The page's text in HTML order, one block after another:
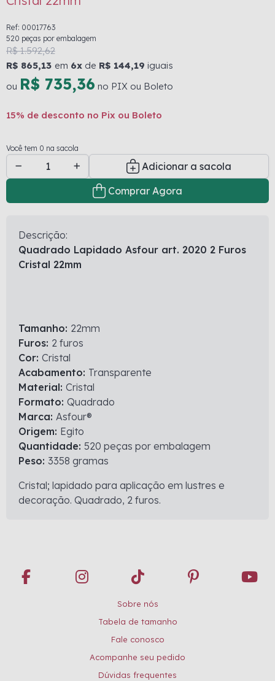
Ref: 00017763
520 peças por embalagem
R$ 1.592,62
R$ 865,13 em 6x de R$ 144,19 iguais
ou R$ 735,36 no PIX ou Boleto
15% de desconto no Pix ou Boleto
Você tem 0 na sacola
Adicionar a sacola
Comprar Agora
Descrição:
Quadrado Lapidado Asfour art. 2020 2 Furos
Cristal 22mm
Tamanho: 22mm
Furos: 2 furos
Cor: Cristal
Acabamento: Transparente
Material: Cristal
Formato: Quadrado
Marca: Asfour®
Origem: Egito
Quantidade: 520 peças por embalagem
Peso: 3358 gramas
Cristal; lapidado para aplicação em lustres e
decoração. Quadrado, 2 furos.
Sobre nós
Tabela de tamanho
Fale conosco
Acompanhe seu pedido
Dúvidas frequentes